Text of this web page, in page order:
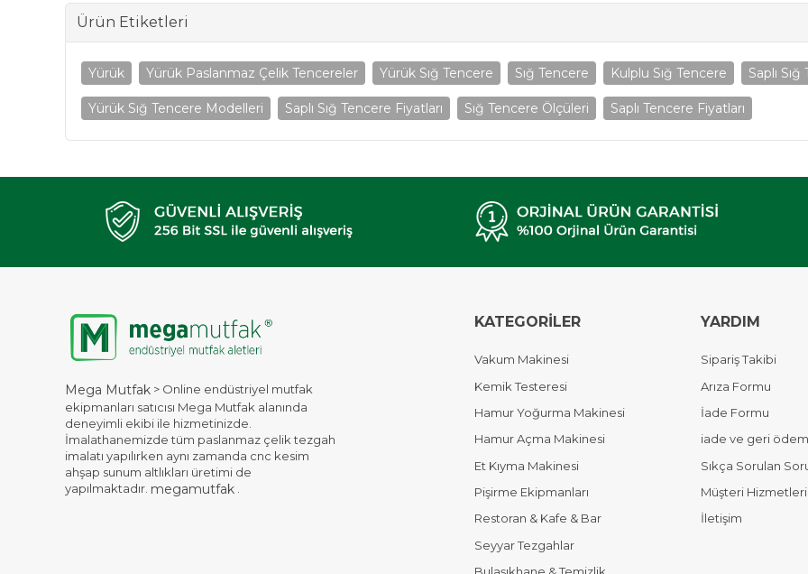
Ürün Etiketleri
Yürük Yürük Paslanmaz Çelik Tencereler Yürük Sığ Tencere Sığ Tencere Kulplu Sığ Tencere Saplı
Yürük Sığ Tencere Modelleri Saplı Sığ Tencere Fiyatları Sığ Tencere Ölçüleri Saplı Tencere Fiyatları
Mega Mutfak > Online endüstriyel mutfak
ekipmanları satıcısı Mega Mutfak alanında
deneyimli ekibi ile hizmetinizde.
İmalathanemizde tüm paslanmaz çelik tezgah
imalatı yapılırken aynı zamanda cnc kesim
ahşap sunum altlıkları üretimi de
yapılmaktadır. megamutfak
KATEGORİLER
Vakum Makinesi
Kemik Testeresi
Hamur Yoğurma Makinesi
Hamur Açma Makinesi
Et Kıyma Makinesi
Pişirme Ekipmanları
Restoran & Kafe & Bar
Seyyar Tezgahlar
YARDIM
Sipariş Takibi
Arıza Formu
İade Formu
iade ve geri
Sıkça Sorulan
Müşteri Hizmetleri
İletişim